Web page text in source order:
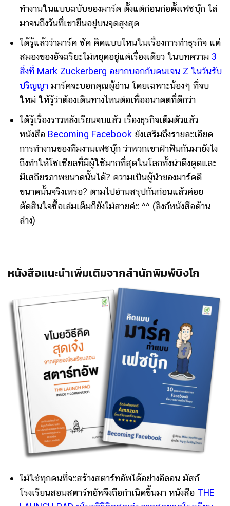
ทำงานในแบบฉบับของมาร์ค ตั้งแต่ก่อนก่อตั้งเฟซบุ๊ก ไล่
มาจนถึงวันที่เขายืนอยู่บนจุดสูงสุด
ได้รู้แล้วว่ามาร์ค ซัค คิดแบบไหนในเรื่องการทำธุรกิจ แต่
สมองของอัจฉริยะไม่หยุดอยู่แค่เรื่องเดียว ในบทความ 3
สิ่งที่ Mark Zuckerberg อยากบอกกับคนเจน Z ในวันรับ
ปริญญา มาร์คจะบอกคุณผู้อ่าน โดยเฉพาะน้องๆ ที่จบ
ใหม่ ให้รู้ว่าต้องเดินทางไหนต่อเพื่ออนาคตที่ดีกว่า
ได้รู้เรื่องราวหลังเรียนจบแล้ว เรื่องธุรกิจเต็มตัวแล้ว
หนังสือ Becoming Facebook ยังเสริมถึงรายละเอียด
การทำงานของทีมงานเฟซบุ๊ก ว่าพวกเขาฝ่าฟันกันมายังไง
ถึงทำให้โซเชียลที่มีผู้ใช้มากที่สุดในโลกทั้งน่าดึงดูดและ
มีเสถียรภาพขนาดนั้นได้? ความเป็นผู้นำของมาร์คดี
ขนาดนั้นจริงเหรอ? ตามไปอ่านสรุปกันก่อนแล้วค่อย
ตัดสินใจซื้อเล่มเต็มก็ยังไม่สายค่ะ ^^ (ลิงก์หนังสือด้าน
ล่าง)
หนังสือแนะนำเพิ่มเติมจากสำนักพิมพ์บิงโก
ไม่ใช่ทุกคนที่จะสร้างสตาร์ทอัพได้อย่างอีลอน มัสก์
โรงเรียนสอนสตาร์ทอัพจึงถือกำเนิดขึ้นมา หนังสือ THE